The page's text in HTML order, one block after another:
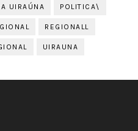
UIRAÚNA POLITICA\
REGIONALL
UIRAUNA